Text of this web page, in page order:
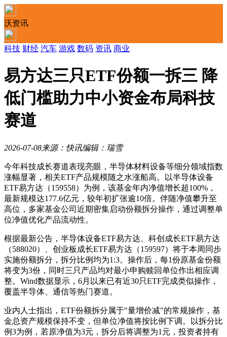
沃资讯
科技 财经 汽车 游戏 数码 资讯 商业
易方达三只ETF份额一拆三 降
低门槛助力中小资金布局科技
赛道
2026-07-08来源：快讯编辑：瑞雪
今年科技成长赛道表现亮眼，半导体材料设备等细分领域指数
涨幅显著，相关ETF产品规模随之水涨船高。以半导体设备
ETF易方达（159558）为例，该基金年内净值增长超100%，
最新规模达177.6亿元，较年初扩张逾10倍。伴随净值攀升至
高位，多家基金公司近期密集启动份额拆分操作，通过调整单
位净值优化产品流动性。
根据最新公告，半导体设备ETF易方达、科创成长ETF易方达
（588020）、创业板成长ETF易方达（159597）将于本周同步
实施份额拆分，拆分比例均为1:3。操作后，每1份原基金份额
将变为3份，同时三只产品均对最小申购赎回单位作出相应调
整。Wind数据显示，6月以来已有近30只ETF完成类似操作，
覆盖半导体、通信等热门赛道。
业内人士指出，ETF份额拆分属于"量增价减"的常规操作，基
金总资产规模保持不变，但单位净值将按比例下调。以拆分比
例3为例，若原净值为3元，拆分后将调整为1元，投资者持有